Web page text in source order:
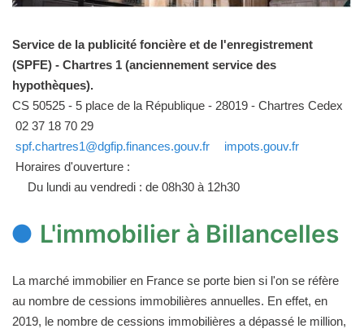
Service de la publicité foncière et de l'enregistrement
(SPFE) - Chartres 1 (anciennement service des
hypothèques).
CS 50525 - 5 place de la République - 28019 - Chartres Cedex
02 37 18 70 29
spf.chartres1@dgfip.finances.gouv.fr
impots.gouv.fr
Horaires d'ouverture :
Du lundi au vendredi : de 08h30 à 12h30
L'immobilier à Billancelles
La marché immobilier en France se porte bien si l'on se réfère
au nombre de cessions immobilières annuelles. En effet, en
2019, le nombre de cessions immobilières a dépassé le million,